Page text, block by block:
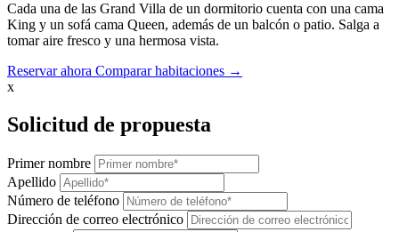
Cada una de las Grand Villa de un dormitorio cuenta con una cama
King y un sofá cama Queen, además de un balcón o patio. Salga a
tomar aire fresco y una hermosa vista.
Reservar ahora Comparar habitaciones →
x
Solicitud de propuesta
Primer nombre
Apellido
Número de teléfono
Dirección de correo electrónico